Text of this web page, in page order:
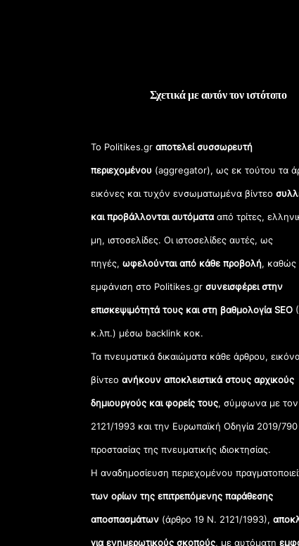
Σχετικά με αυτόν τον ιστότοπο
Το Politikes.grαποτελεί συσσωρευτή
περιεχομένου (aggregator), ως εκ τούτου τα
εικόνες και τυχόν ενσωματωμένα βίντεο
και προβάλλονται αυτόματααπό τρίτες,
μη, ιστοσελίδες. Οι ιστοσελίδες αυτές, ως
πηγές,ωφελούνται από κάθε προβολή, καθώς
εμφάνιση στο Politikes.gr συνεισφέρει στην
επισκεψιμότητά τους και στη βαθμολογία SEO
κ.λπ.) μέσω backlink κοκ.
Τα πνευματικά δικαιώματα κάθε άρθρου,
βίντεοανήκουν αποκλειστικά στους αρχικούς
δημιουργούς και φορείς τους, σύμφωνα με
2121/1993 και την Ευρωπαϊκή Οδηγία 2019/
προστασίας της πνευματικής ιδιοκτησίας.
Η αναδημοσίευση περιεχομένου
των ορίων της επιτρεπόμενης παράθεσης
αποσπασμάτων (άρθρο 19 Ν. 2121/1993),
για ενημερωτικούς σκοπούς, με αυτόματη